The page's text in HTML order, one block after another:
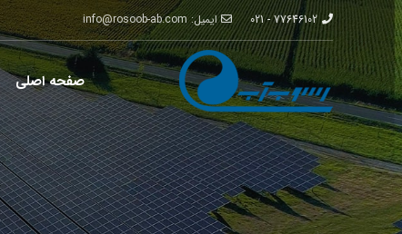
77646102 - 021 ایمیل: info@rosoob-ab.com
صفحه اصلی